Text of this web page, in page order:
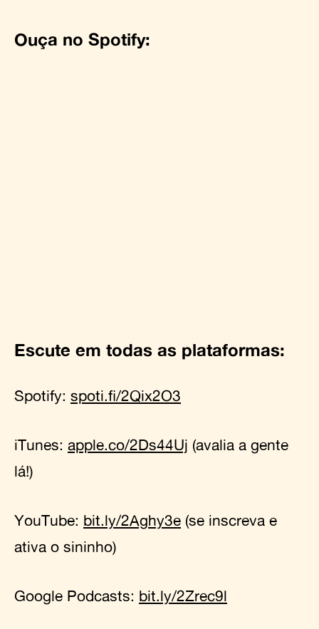
Ouça no Spotify:
Escute em todas as plataformas:
Spotify: spoti.fi/2Qix2O3
iTunes: apple.co/2Ds44Uj (avalia a gente
lá!)
YouTube: bit.ly/2Aghy3e (se inscreva e
ativa o sininho)
Google Podcasts: bit.ly/2Zrec9l